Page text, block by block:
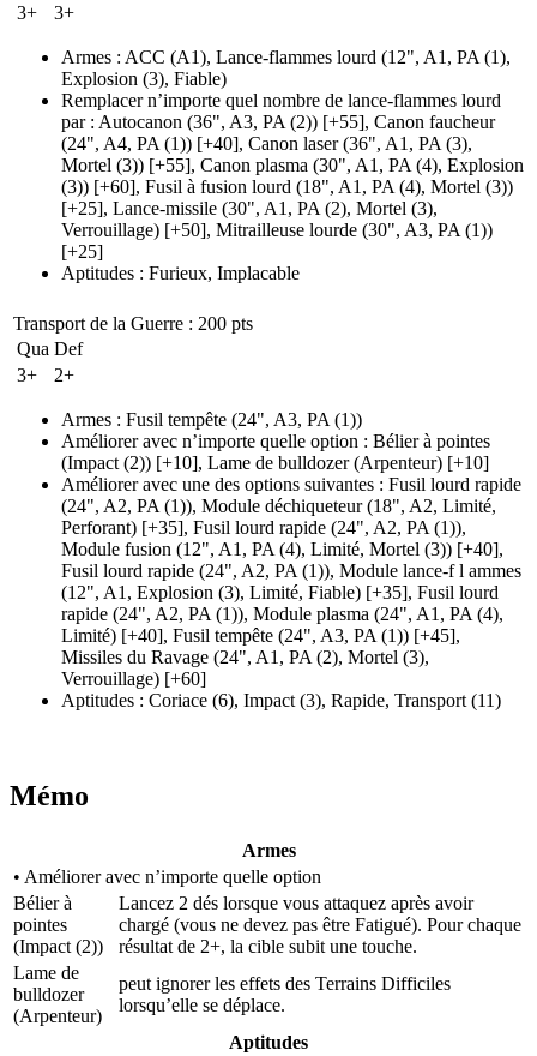
3+
3+
Armes : ACC (A1), Lance-flammes lourd (12", A1, PA (1),
Explosion (3), Fiable)
Remplacer n’importe quel nombre de lance-flammes lourd
par : Autocanon (36", A3, PA (2)) [+55], Canon faucheur
(24", A4, PA (1)) [+40], Canon laser(36", A1, PA (3),
Mortel (3)) [+55], Canon plasma (30", A1, PA (4), Explosion
(3)) [+60], Fusil à fusion lourd (18", A1, PA (4), Mortel (3))
[+25], Lance-missile (30", A1, PA (2), Mortel (3),
Verrouillage) [+50], Mitrailleuse lourde (30", A3, PA (1))
[+25]
Aptitudes : Furieux, Implacable
Transport de la Guerre : 200 pts
Qua Def
3+
2+
Armes : Fusil tempête (24", A3, PA (1))
Améliorer avec n’importe quelle option : Bélier à pointes
(Impact (2)) [+10], Lame de bulldozer(Arpenteur) [+10]
Améliorer avec une des options suivantes : Fusil lourd rapide
(24", A2, PA (1)), Module déchiqueteur(18", A2, Limité,
Perforant) [+35], Fusil lourd rapide (24", A2, PA (1)),
Module fusion (12", A1, PA (4), Limité, Mortel (3)) [+40],
Fusil lourd rapide (24", A2, PA (1)), Module lance-f l ammes
(12", A1, Explosion (3), Limité, Fiable) [+35], Fusil lourd
rapide (24", A2, PA (1)), Module plasma (24", A1, PA (4),
Limité) [+40], Fusil tempête (24", A3, PA (1)) [+45],
Missiles du Ravage (24", A1, PA (2), Mortel (3),
Verrouillage) [+60]
Aptitudes : Coriace (6), Impact (3), Rapide, Transport (11)
Mémo
Armes
• Améliorer avec n’importe quelle option
Bélier à
pointes
(Impact (2))
Lancez 2 dés lorsque vous attaquez après avoir
chargé (vous ne devez pas être Fatigué). Pour chaque
résultat de 2+, la cible subit une touche.
Lame de
bulldozer
(Arpenteur)
peut ignorer les effets des Terrains Difficiles
lorsqu’elle se déplace.
Aptitudes